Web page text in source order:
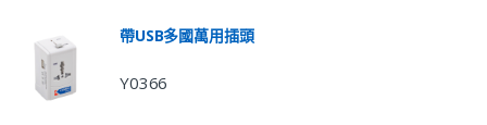
帶USB多國萬用插頭
Y0366